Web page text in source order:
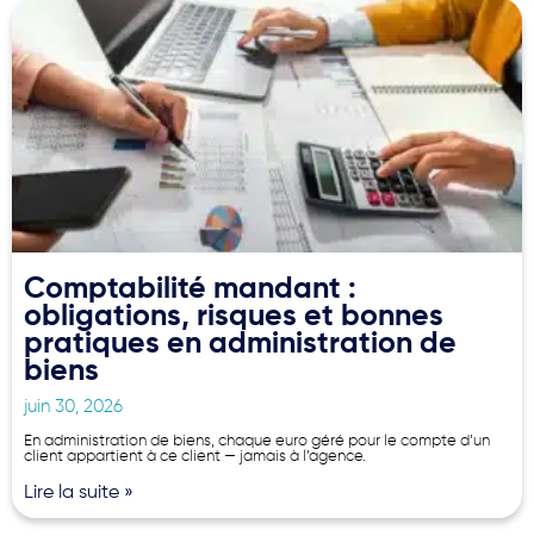
Comptabilité mandant :
obligations, risques et bonnes
pratiques en administration de
biens
juin 30, 2026
En administration de biens, chaque euro géré pour le compte d’un
client appartient à ce client — jamais à l’agence.
Lire la suite »